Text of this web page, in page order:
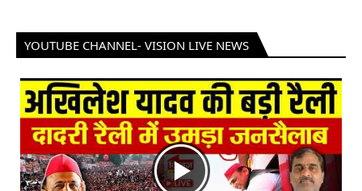
YOUTUBE CHANNEL- VISION LIVE NEWS